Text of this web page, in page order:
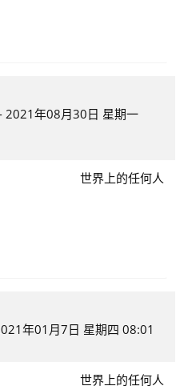
年08月30日 星期一
世界上的任何人
年01月7日 星期四 08:01
世界上的任何人